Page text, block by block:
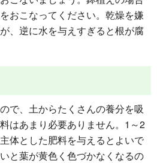
おこなってください。乾燥を嫌
、逆に水を与えすぎると根が腐
で、土からたくさんの養分を吸
はあまり必要ありません。1～2
体とした肥料を与えるとよいで
と葉が黄色く色づかなくなるの